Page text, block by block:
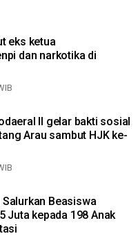
eks ketua
dan narkotika di
II gelar bakti sosial
Arau sambut HJK ke-
Beasiswa
Juta kepada 198 Anak